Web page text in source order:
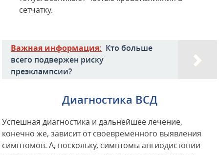
сетчатку.
Важная информация: Кто больше
всего подвержен риску
преэклампсии?
Диагностика ВСД
Успешная диагностика и дальнейшее лечение,
конечно же, зависит от своевременного выявления
симптомов. А, поскольку, симптомы ангиодистонии